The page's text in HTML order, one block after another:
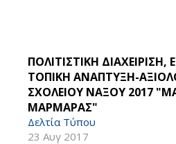
ΠΟΛΙΤΙΣΤΙΚΗ ΔΙΑΧΕΙΡΙΣΗ,
ΤΟΠΙΚΗ ΑΝΑΠΤΥΞΗ-
ΣΧΟΛΕΙΟΥ ΝΑΞΟΥ 2017
ΜΑΡΜΑΡΑΣ"
Δελτία Τύπου
23 Αυγ 2017